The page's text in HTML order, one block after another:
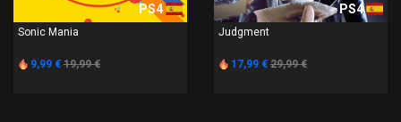
PS4
Sonic Mania
9,99 € 19,99 €
PS4
Judgment
17,99 € 29,99 €